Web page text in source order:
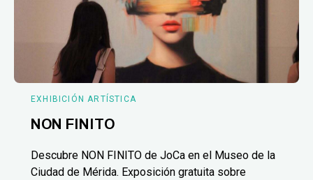
EXHIBICIÓN ARTÍSTICA
NON FINITO
Descubre NON FINITO de JoCa en el Museo de la
Ciudad de Mérida. Exposición gratuita sobre